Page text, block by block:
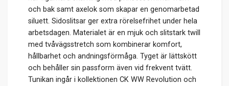
och bak samt axelok som skapar en genomarbetad
siluett. Sidoslitsar ger extra rörelsefrihet under hela
arbetsdagen. Materialet är en mjuk och slitstark twill
med tvåvägsstretch som kombinerar komfort,
hållbarhet och andningsförmåga. Tyget är lättskött
och behåller sin passform även vid frekvent tvätt.
Tunikan ingår i kollektionen CK WW Revolution och